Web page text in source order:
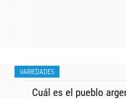
VARIEDADES
Cuál es el pueblo